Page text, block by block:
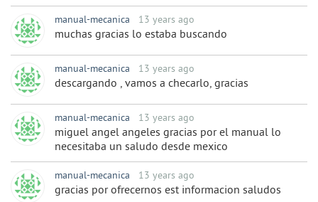
manual-mecanica 13 years ago
muchas gracias lo estaba buscando
manual-mecanica 13 years ago
descargando , vamos a checarlo, gracias
manual-mecanica 13 years ago
miguel angel angeles gracias por el manual lo
necesitaba un saludo desde mexico
manual-mecanica 13 years ago
gracias por ofrecernos est informacion saludos